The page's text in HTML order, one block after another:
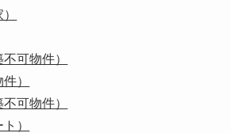
可物件）
）
可物件）
）